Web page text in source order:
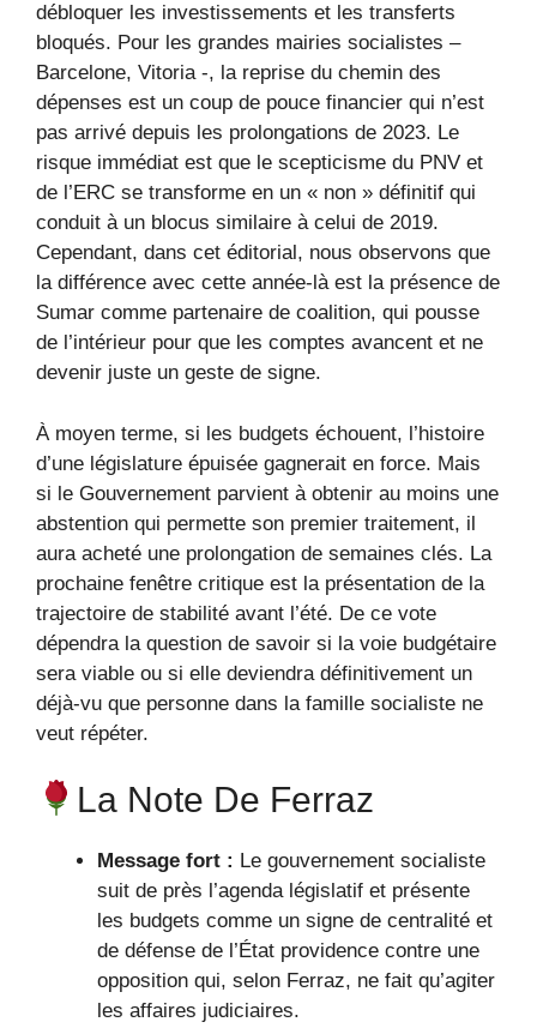
débloquer les investissements et les transferts
bloqués. Pour les grandes mairies socialistes –
Barcelone, Vitoria -, la reprise du chemin des
dépenses est un coup de pouce financier qui n’est
pas arrivé depuis les prolongations de 2023. Le
risque immédiat est que le scepticisme du PNV et
de l’ERC se transforme en un « non » définitif qui
conduit à un blocus similaire à celui de 2019.
Cependant, dans cet éditorial, nous observons que
la différence avec cette année-là est la présence de
Sumar comme partenaire de coalition, qui pousse
de l’intérieur pour que les comptes avancent et ne
devenir juste un geste de signe.
À moyen terme, si les budgets échouent, l’histoire
d’une législature épuisée gagnerait en force. Mais
si le Gouvernement parvient à obtenir au moins une
abstention qui permette son premier traitement, il
aura acheté une prolongation de semaines clés. La
prochaine fenêtre critique est la présentation de la
trajectoire de stabilité avant l’été. De ce vote
dépendra la question de savoir si la voie budgétaire
sera viable ou si elle deviendra définitivement un
déjà-vu que personne dans la famille socialiste ne
veut répéter.
La Note De Ferraz
Message fort : Le gouvernement socialiste
suit de près l’agenda législatif et présente
les budgets comme un signe de centralité et
de défense de l’État providence contre une
opposition qui, selon Ferraz, ne fait qu’agiter
les affaires judiciaires.